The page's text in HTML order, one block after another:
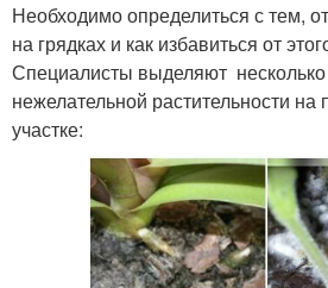
Необходимо определиться с тем,
на грядках и как избавиться от
Специалисты выделяют
нежелательной растительности на
участке: